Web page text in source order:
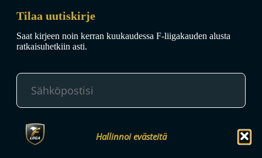
Hallinnoi evästeitä
Tilaa uutiskirje
Saat kirjeen noin kerran kuukaudessa F-liigakauden alusta
ratkaisuhetkiin asti.
TILAA